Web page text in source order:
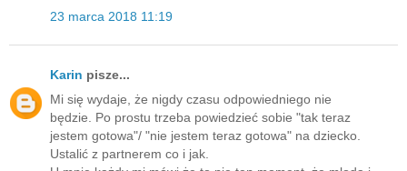
23 marca 2018 11:19
Karin pisze...
Mi się wydaje, że nigdy czasu odpowiedniego nie
będzie. Po prostu trzeba powiedzieć sobie "tak teraz
jestem gotowa"/ "nie jestem teraz gotowa" na dziecko.
Ustalić z partnerem co i jak.